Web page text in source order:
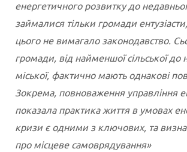
енергетичного розвитку до
займалися тільки громади
цього не вимагало законодавство.
громади, від найменшої сільської до
міської, фактично мають однакові
Зокрема, повноваження управління
показала практика життя в умовах
кризи є одними з ключових, та
про місцеве самоврядування»